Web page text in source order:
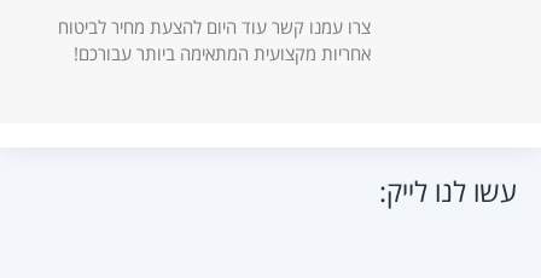
צרו עמנו קשר עוד היום להצעת מחיר לביטוח
אחריות מקצועית המתאימה ביותר עבורכם!
עשו לנו לייק: